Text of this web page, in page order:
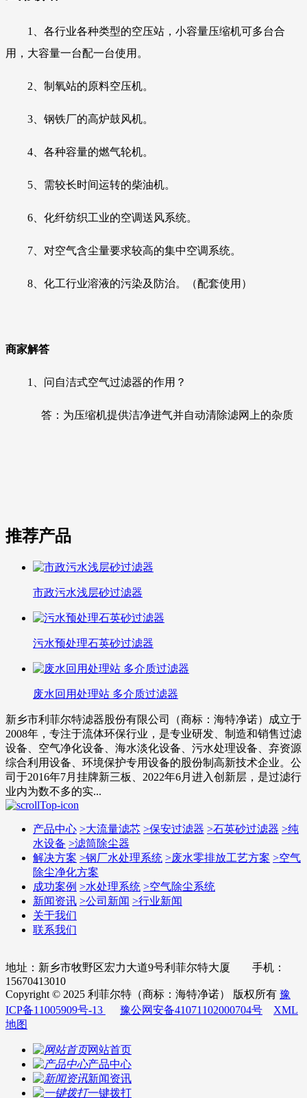
1、各行业各种类型的空压站，小容量压缩机可多台合
用，大容量一台配一台使用。
2、制氧站的原料空压机。
3、钢铁厂的高炉鼓风机。
4、各种容量的燃气轮机。
5、需较长时间运转的柴油机。
6、化纤纺织工业的空调送风系统。
7、对空气含尘量要求较高的集中空调系统。
8、化工行业溶液的污染及防治。（配套使用）
商家解答
1、 问自洁式空气过滤器的作用？
答 ： 为压缩机提供洁净进气并自动清除滤网上的杂质
推荐产品
市政污水浅层砂过滤器
污水预处理石英砂过滤器
废水回用处理站 多介质过滤器
新乡市利菲尔特滤器股份有限公司（商标：海特净诺）成立于
2008年，专注于流体环保行业，是专业研发、制造和销售过滤
设备、空气净化设备、海水淡化设备、污水处理设备、弃资源
综合利用设备、环境保护专用设备的股份制高新技术企业。公
司于2016年7月挂牌新三板、2022年6月进入创新层，是过滤行
业内为数不多的实...
产品中心 >大流量滤芯 >保安过滤器 >石英砂过滤器 >纯
水设备 >滤筒除尘器
解决方案 >钢厂水处理系统 >废水零排放工艺方案 >空气
除尘净化方案
成功案例 >水处理系统 >空气除尘系统
新闻资讯 >公司新闻 >行业新闻
关于我们
联系我们
地址：新乡市牧野区宏力大道9号利菲尔特大厦 手机：
15670413010
Copyright © 2025 利菲尔特（商标：海特净诺） 版权所有 豫
ICP备11005909号-13
豫公网安备41071102000704号
XML
地图
网站首页
产品中心
新闻资讯
一键拨打